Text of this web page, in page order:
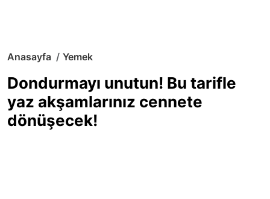
Anasayfa Yemek
Dondurmayı unutun! Bu tarifle
yaz akşamlarınız cennete
dönüşecek!